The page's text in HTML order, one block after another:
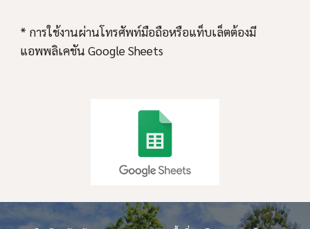
* การใช้งานผ่านโทรศัพท์มือถือหรือแท็บเล็ตต้องมี
แอพพลิเคชัน Google Sheets